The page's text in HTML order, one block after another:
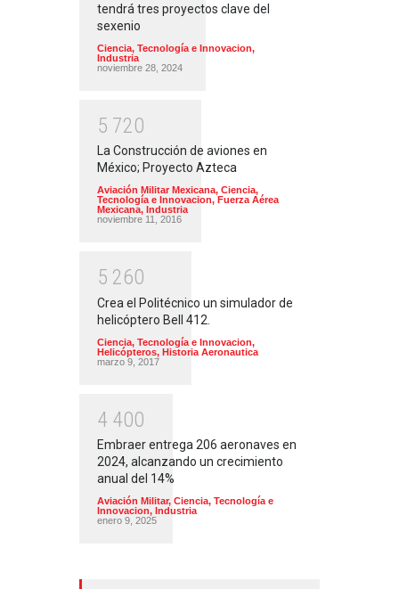
tendrá tres proyectos clave del
sexenio
Ciencia, Tecnología e Innovacion,
Industria
noviembre 28, 2024
5 720
La Construcción de aviones en
México; Proyecto Azteca
Aviación Militar Mexicana, Ciencia,
Tecnología e Innovacion, Fuerza Aérea
Mexicana, Industria
noviembre 11, 2016
5 260
Crea el Politécnico un simulador de
helicóptero Bell 412.
Ciencia, Tecnología e Innovacion,
Helicópteros, Historia Aeronautica
marzo 9, 2017
4 400
Embraer entrega 206 aeronaves en
2024, alcanzando un crecimiento
anual del 14%
Aviación Militar, Ciencia, Tecnología e
Innovacion, Industria
enero 9, 2025